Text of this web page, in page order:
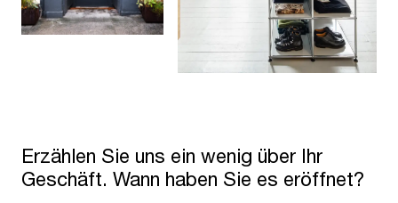
Erzählen Sie uns ein wenig über Ihr
Geschäft. Wann haben Sie es eröffnet?